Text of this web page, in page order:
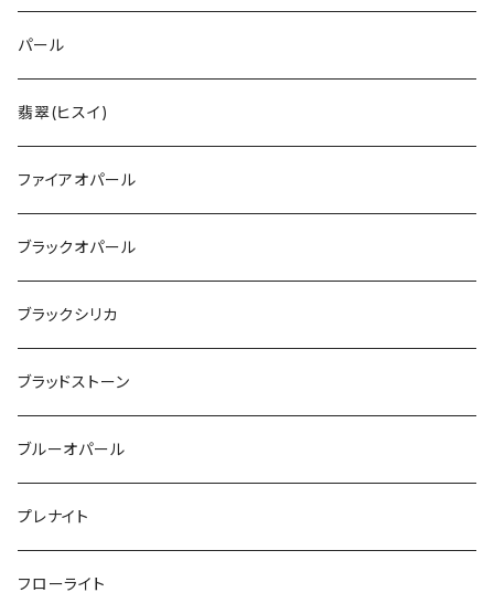
パール
翡翠(ヒスイ)
ファイアオパール
ブラックオパール
ブラックシリカ
ブラッドストーン
ブルーオパール
プレナイト
フローライト